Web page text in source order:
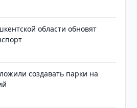
области обновят
создавать парки на